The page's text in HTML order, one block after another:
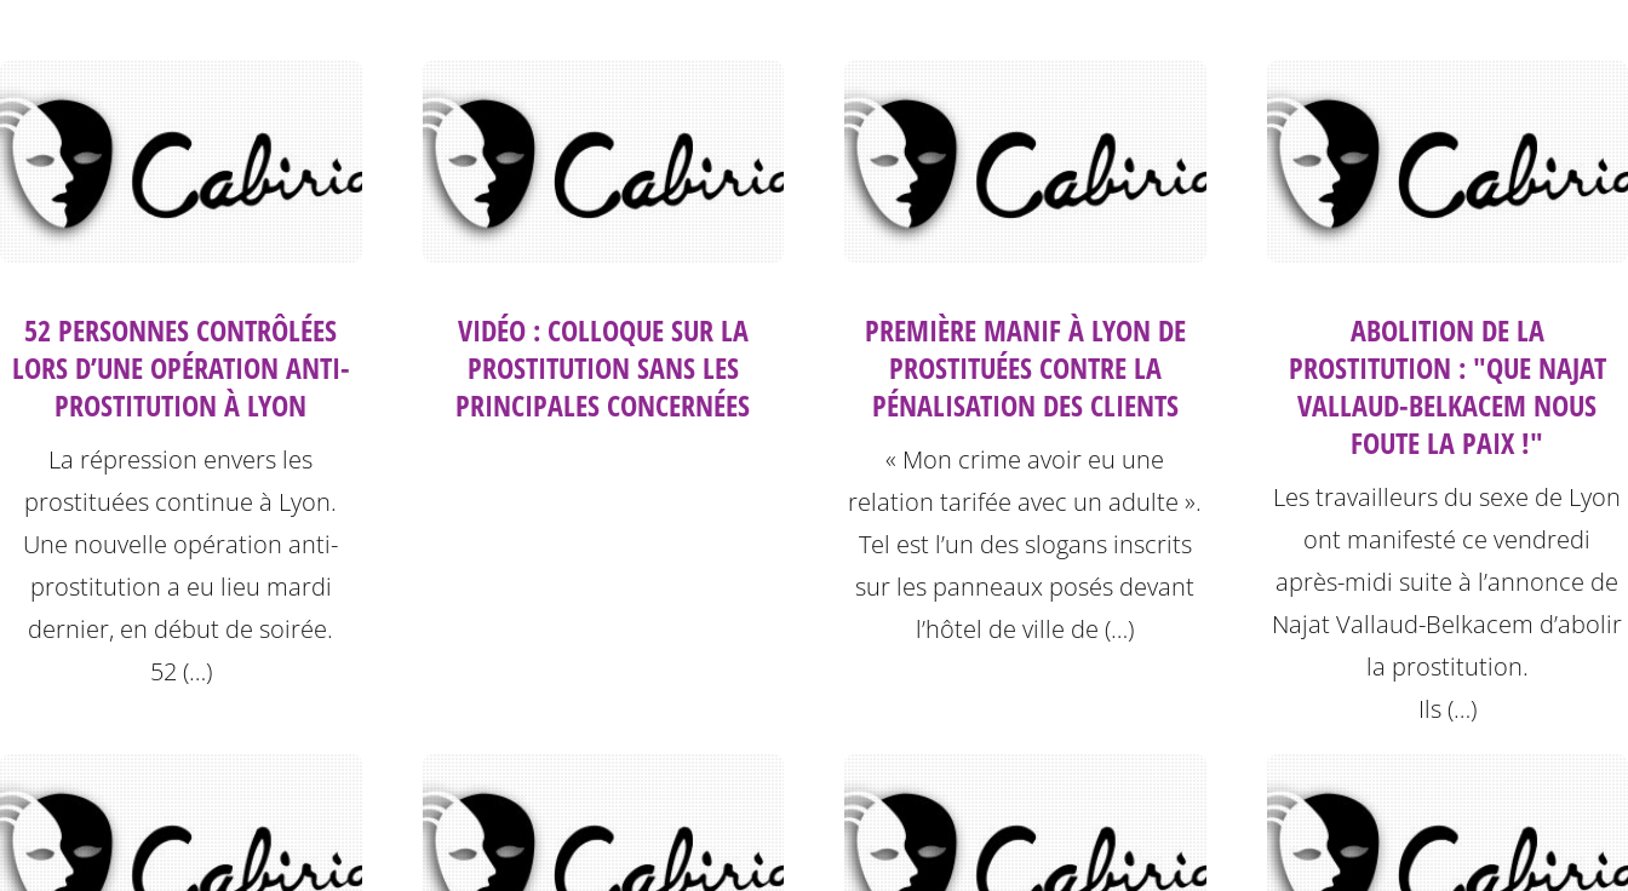
52 PERSONNES CONTRÔLÉES
LORS D’UNE OPÉRATION ANTI-
PROSTITUTION À LYON
La répression envers les
prostituées continue à Lyon.
Une nouvelle opération anti-
prostitution a eu lieu mardi
dernier, en début de soirée.
52 (…)
VIDÉO : COLLOQUE SUR LA
PROSTITUTION SANS LES
PRINCIPALES CONCERNÉES
PREMIÈRE MANIF À LYON DE
PROSTITUÉES CONTRE LA
PÉNALISATION DES CLIENTS
« Mon crime avoir eu une
relation tarifée avec un adulte ».
Tel est l’un des slogans inscrits
sur les panneaux posés devant
l’hôtel de ville de (…)
ABOLITION DE LA
PROSTITUTION : "QUE NAJAT
VALLAUD-BELKACEM NOUS
FOUTE LA PAIX !"
Les travailleurs du sexe de Lyon
ont manifesté ce vendredi
après-midi suite à l’annonce de
Najat Vallaud-Belkacem d’abolir
la prostitution.
Ils (…)